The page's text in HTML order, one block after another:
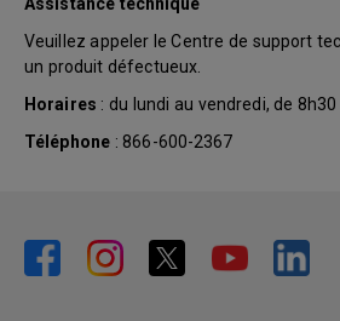
Veuillez appeler le Centre de support
un produit défectueux.
Horaires : du lundi au vendredi, de
Téléphone : 866-600-2367